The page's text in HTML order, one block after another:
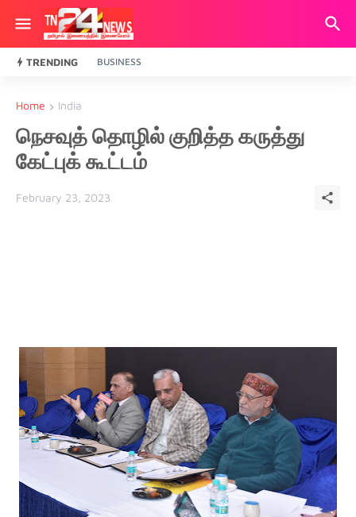
TRENDING BUSINESS
Home India
நெசவுத் தொழில் குறித்த கருத்து
கேட்புக் கூட்டம்
February 23, 2023